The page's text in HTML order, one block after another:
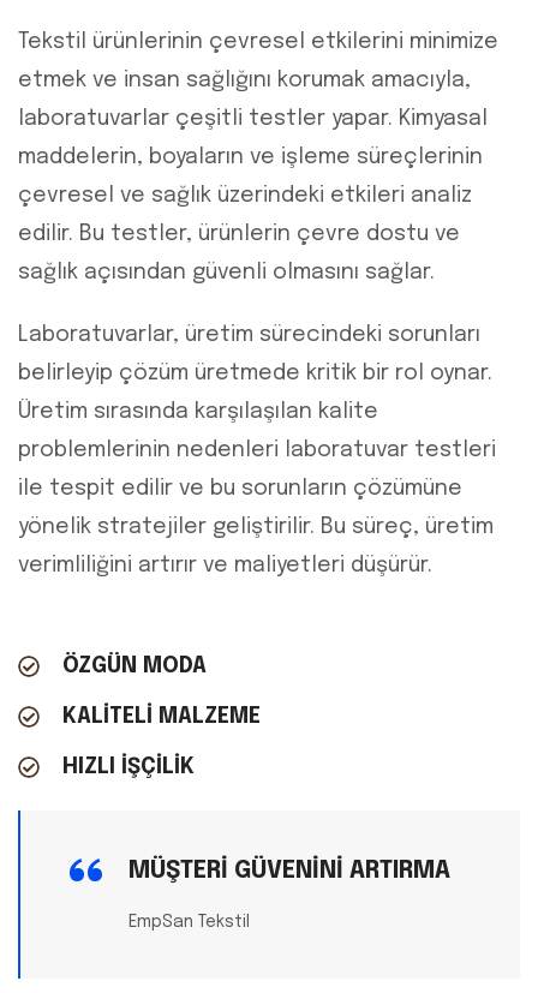
Tekstil ürünlerinin çevresel etkilerini minimize
etmek ve insan sağlığını korumak amacıyla,
laboratuvarlar çeşitli testler yapar. Kimyasal
maddelerin, boyaların ve işleme süreçlerinin
çevresel ve sağlık üzerindeki etkileri analiz
edilir. Bu testler, ürünlerin çevre dostu ve
sağlık açısından güvenli olmasını sağlar.
Laboratuvarlar, üretim sürecindeki sorunları
belirleyip çözüm üretmede kritik bir rol oynar.
Üretim sırasında karşılaşılan kalite
problemlerinin nedenleri laboratuvar testleri
ile tespit edilir ve bu sorunların çözümüne
yönelik stratejiler geliştirilir. Bu süreç, üretim
verimliliğini artırır ve maliyetleri düşürür.
ÖZGÜN MODA
KALİTELİ MALZEME
HIZLI İŞÇİLİK
MÜŞTERİ GÜVENİNİ ARTIRMA
EmpSan Tekstil